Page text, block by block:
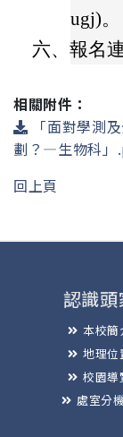
ugj)。
六、報名
相關附件：
「面對學測
劃？—生物科
回上頁
認識頭
本校簡
地理位
校園導
處室分